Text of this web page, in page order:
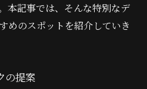
本記事では、そんな特別なデ
めのスポットを紹介していき
の提案